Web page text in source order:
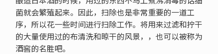
菌就会繁殖起来。因此，扫除也是非常重要的一道工
序，所以花一些时间进行扫除工作。将用来过滤和拧干
的大量使用过的布清洗和晾干的风景，，也可以被称为
酒窖的名胜吧。